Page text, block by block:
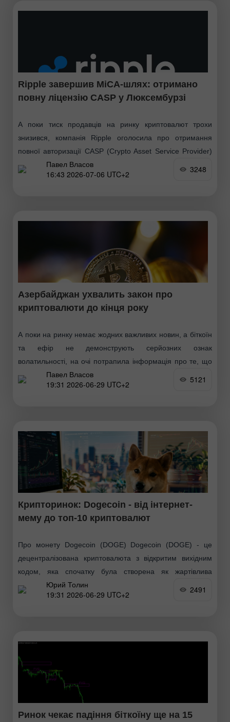
Ripple завершив MiCA-шлях: отримано
повну ліцензію CASP у Люксембурзі
А поки тиск продавців на ринку криптовалют трохи
знизився, компанія Ripple оголосила про отримання
повної авторизації CASP (Crypto Asset Service Provider)
від люксембурзького регулятора CSSF, завершивши цим
процес, розпочатий
Павел Власов
16:43 2026-07-06 UTC+2
3248
Азербайджан ухвалить закон про
криптовалюти до кінця року
А поки на ринку немає жодних важливих новин, а біткоїн
та ефір не демонструють серйозних ознак
волатильності, на очі потрапила інформація про те, що
Центральний банк Азербайджану розраховує на
ухвалення
Павел Власов
19:31 2026-06-29 UTC+2
5121
Крипторинок: Dogecoin - від інтернет-
мему до топ-10 криптовалют
Про монету Dogecoin (DOGE) Dogecoin (DOGE) - це
децентралізована криптовалюта з відкритим вихідним
кодом, яка спочатку була створена як жартівлива
альтернатива біткоїна. Згодом вона перетворилася на
повноцінну цифрову валюту
Юрий Толин
19:31 2026-06-29 UTC+2
2491
Ринок чекає падіння біткоїну ще на 15